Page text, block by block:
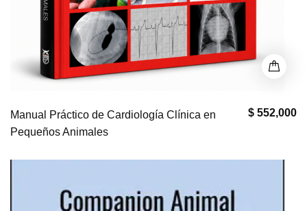
$ 552,000
Manual Práctico de Cardiología Clínica en
Pequeños Animales